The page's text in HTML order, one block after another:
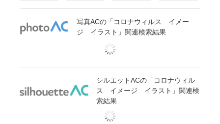
写真ACの「コロナウィルス イメー
ジ イラスト」関連検索結果
シルエットACの「コロナウィル
ス イメージ イラスト」関連検
索結果